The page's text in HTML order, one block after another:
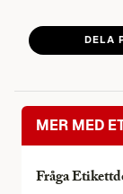
DELA
MER MED
Fråga